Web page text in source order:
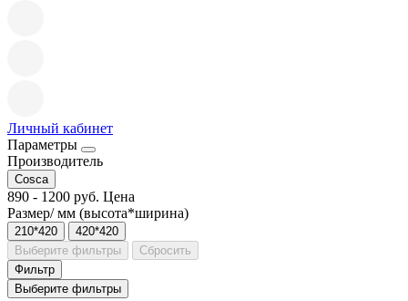
Личный кабинет
Параметры
Производитель
Cosca
890 - 1200 руб. Цена
Размер/ мм (высота*ширина)
210*420
420*420
Выберите фильтры
Сбросить
Фильтр
Выберите фильтры